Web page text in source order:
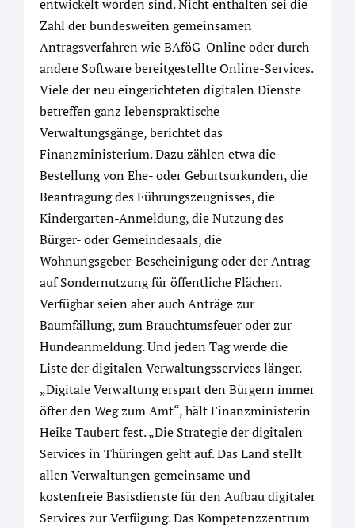
entwickelt worden sind. Nicht enthalten sei die
Zahl der bundesweiten gemeinsamen
Antragsverfahren wie BAföG-Online oder durch
andere Software bereitgestellte Online-Services.
Viele der neu eingerichteten digitalen Dienste
betreffen ganz lebenspraktische
Verwaltungsgänge, berichtet das
Finanzministerium. Dazu zählen etwa die
Bestellung von Ehe- oder Geburtsurkunden, die
Beantragung des Führungszeugnisses, die
Kindergarten-Anmeldung, die Nutzung des
Bürger- oder Gemeindesaals, die
Wohnungsgeber-Bescheinigung oder der Antrag
auf Sondernutzung für öffentliche Flächen.
Verfügbar seien aber auch Anträge zur
Baumfällung, zum Brauchtumsfeuer oder zur
Hundeanmeldung. Und jeden Tag werde die
Liste der digitalen Verwaltungsservices länger.
„Digitale Verwaltung erspart den Bürgern immer
öfter den Weg zum Amt“, hält Finanzministerin
Heike Taubert fest. „Die Strategie der digitalen
Services in Thüringen geht auf. Das Land stellt
allen Verwaltungen gemeinsame und
kostenfreie Basisdienste für den Aufbau digitaler
Services zur Verfügung. Das Kompetenzzentrum